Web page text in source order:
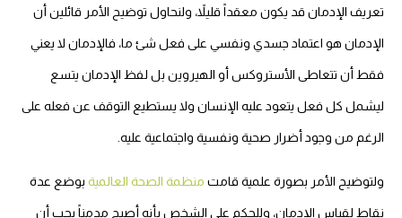
تعريف الإدمان قد يكون معقداً قليلاً، ولنحاول توضيح الأمر قائلين أن
الإدمان هو اعتماد جسدي ونفسي على فعل شئ ما، فالإدمان لا يعني
فقط أن تتعاطى الأستروكس أو الهيروين بل لفظ الإدمان يتسع
ليشمل كل فعل يتعود عليه الإنسان ولا يستطيع التوقف عن فعله على
الرغم من وجود أضرار صحية ونفسية واجتماعية عليه.
ولتوضيح الأمر بصورة علمية قامتمنظمة الصحة العالميةبوضع عدة
نقاط لقياس الإدمان، وللحكم على الشخص بأنه أصبح مدمناً يجب أن